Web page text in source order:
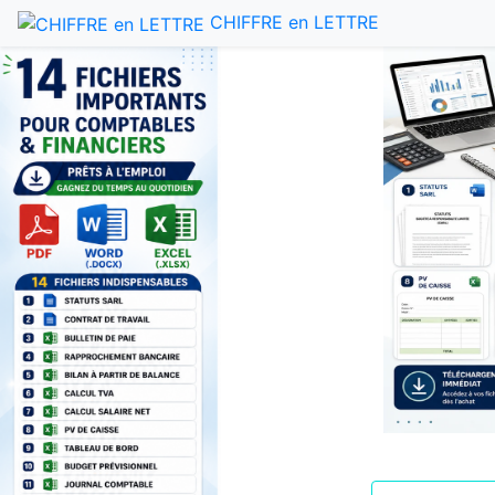
CHIFFRE en LETTRE